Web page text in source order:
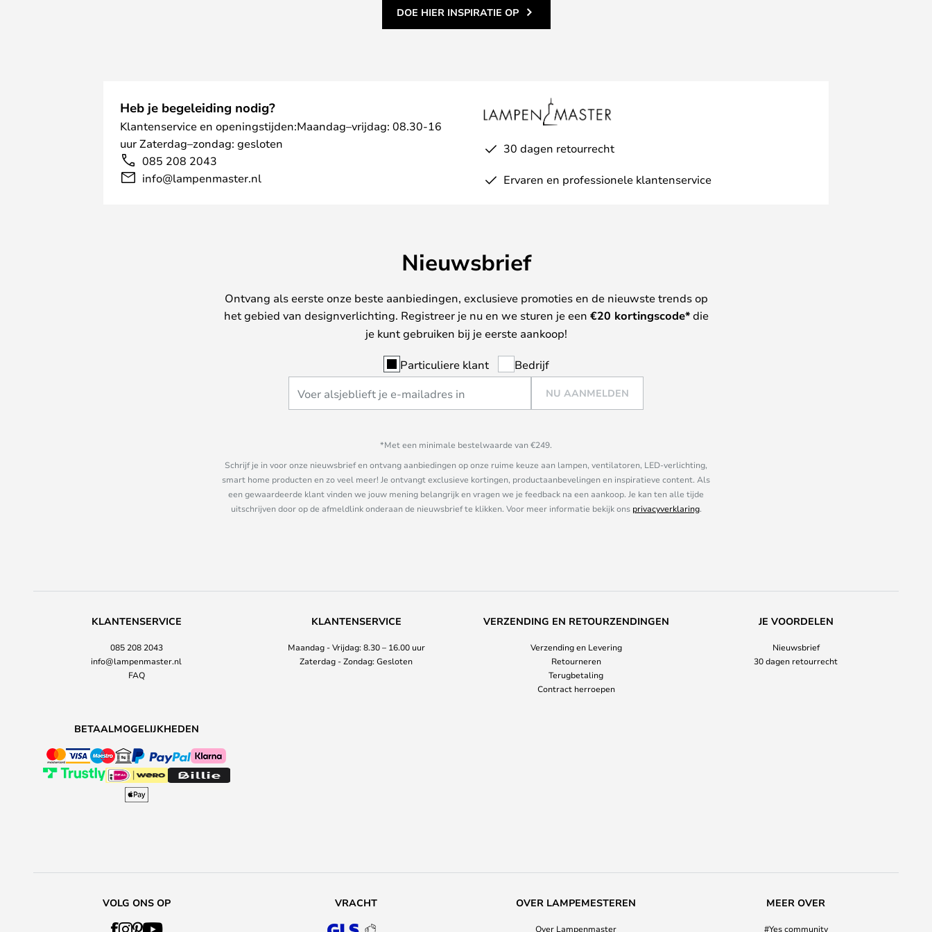
DOE HIER INSPIRATIE OP
Heb je begeleiding nodig?
Klantenservice en openingstijden:Maandag–vrijdag: 08.30-16
uur Zaterdag–zondag: gesloten
085 208 2043
info@lampenmaster.nl
30 dagen retourrecht
Ervaren en professionele klantenservice
Nieuwsbrief
Ontvang als eerste onze beste aanbiedingen, exclusieve promoties en de nieuwste trends op
het gebied van designverlichting. Registreer je nu en we sturen je een €20 kortingscode*die
je kunt gebruiken bij je eerste aankoop!
Particuliere klant Bedrijf
NU AANMELDEN
*Met een minimale bestelwaarde van €249.
Schrijf je in voor onze nieuwsbrief en ontvang aanbiedingen op onze ruime keuze aan lampen, ventilatoren, LED-verlichting,
smart home producten en zo veel meer! Je ontvangt exclusieve kortingen, productaanbevelingen en inspiratieve content. Als
een gewaardeerde klant vinden we jouw mening belangrijk en vragen we je feedback na een aankoop. Je kan ten alle tijde
uitschrijven door op de afmeldlink onderaan de nieuwsbrief te klikken. Voor meer informatie bekijk ons privacyverklaring.
KLANTENSERVICE
085 208 2043
info@lampenmaster.nl
FAQ
KLANTENSERVICE
Maandag - Vrijdag: 8.30 – 16.00 uur
Zaterdag - Zondag: Gesloten
VERZENDING EN RETOURZENDINGEN
Verzending en Levering
Retourneren
Terugbetaling
Contract herroepen
JE VOORDELEN
Nieuwsbrief
30 dagen retourrecht
BETAALMOGELIJKHEDEN
VOLG ONS OP VRACHT OVER LAMPEMESTEREN
Over Lampenmaster
MEER OVER
#Yes community